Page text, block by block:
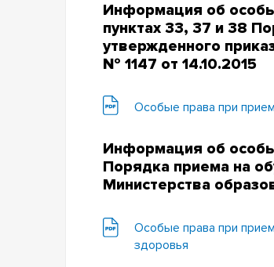
Информация об
пунктах 33, 37 и 38
утвержденного
№ 1147 от 14.10.2015
Особые права при
Информация об
Порядка приема на
Министерства
Особые права при
здоровья